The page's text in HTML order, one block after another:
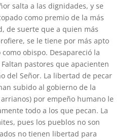
salta a las dignidades, y se
como premio de la más
de suerte que a quien más
se le tiene por más apto
obispo. Desapareció la
pastores que apacienten
del Señor. La libertad de pecar
subido al gobierno de la
por empeño humano le
todo a los que pecan. La
pues los pueblos no son
no tienen libertad para